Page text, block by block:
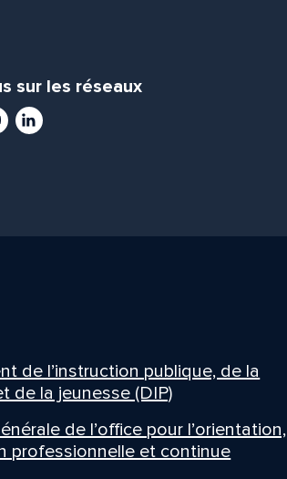
sur les réseaux
LinkedIn
de l’instruction publique, de la
de la jeunesse (DIP)
de l’office pour l’orientation,
professionnelle et continue